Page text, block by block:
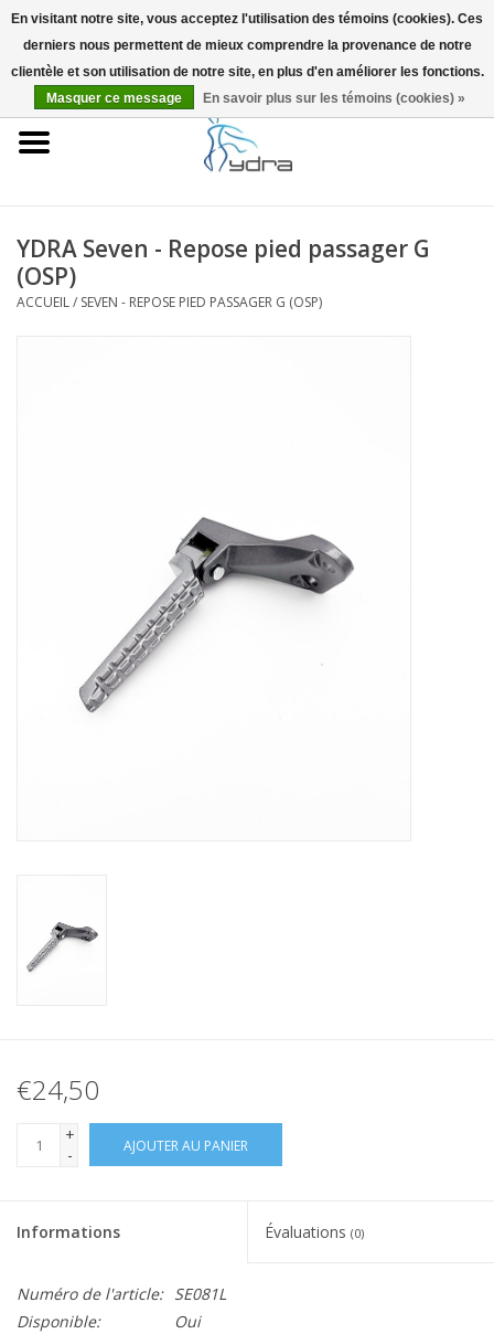
EUR
Accueil
Infos
YDRA Seven - Repose pied passager G
(OSP)
ACCUEIL/ SEVEN - REPOSE PIED PASSAGER G (OSP)
€24,50
+
-
AJOUTER AU PANIER
Informations Évaluations (0)
Numéro de l'article: SE081L
Disponible:
Oui
En visitant notre site, vous acceptez l'utilisation des témoins (cookies). Ces
derniers nous permettent de mieux comprendre la provenance de notre
clientèle et son utilisation de notre site, en plus d'en améliorer les fonctions.
Masquer ce message
En savoir plus sur les témoins (cookies) »